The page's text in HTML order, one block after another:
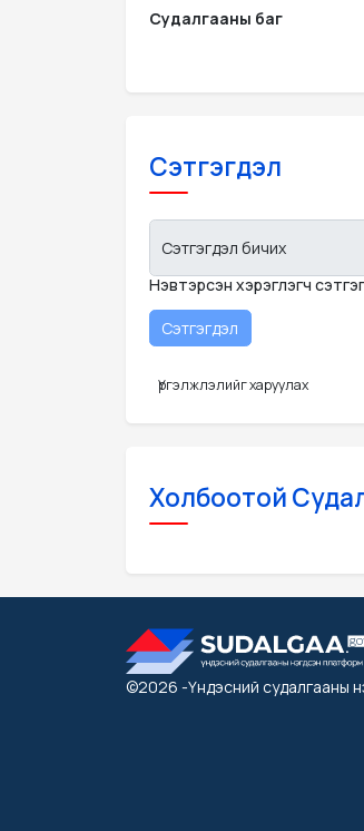
Судалгааны баг
Сэтгэгдэл
Сэтгэгдэл бичих
Нэвтэрсэн хэрэглэгч
Үргэлжлэлийг харуулах
Холбоотой
©2026 -Үндэсний судалгааны